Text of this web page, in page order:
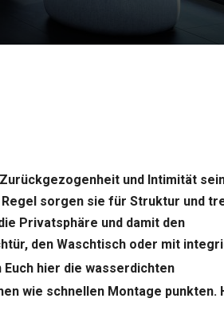
und Intimität
Regel sorgen sie für Struktur und
Privatsphäre und damit den
den Waschtisch oder mit
Euch hier die wasserdichten
wie schnellen Montage punkten.